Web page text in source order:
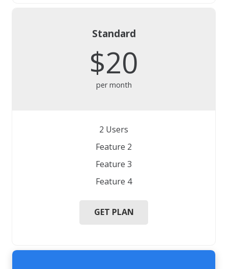
Standard
$20
per month
2 Users
Feature 2
Feature 3
Feature 4
GET PLAN